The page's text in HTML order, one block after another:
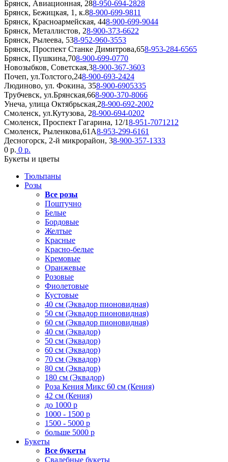
Брянск, Авиационная, 288-950-694-2828
Брянск, Бежицкая, 1, к.88-900-699-9811
Брянск, Красноармейская, 448-900-699-9044
Брянск, Металлистов, 28-900-373-6622
Брянск, Рылеева, 538-952-960-3553
Брянск, Проспект Станке Димитрова,658-953-284-6565
Брянск, Пушкина,708-900-699-0770
Новозыбков, Советская,38-900-367-3603
Почеп, ул.Толстого,248-900-693-2424
Людиново, ул. Фокина, 358-900-6905335
Трубчевск, ул.Брянская,668-900-370-8066
Унеча, улица Октябрьская,28-900-692-2002
Смоленск, ул.Кутузова, 28-900-694-0202
Смоленск, Проспект Гагарина, 12/18-951-7071212
Смоленск, Рыленкова,61А8-953-299-6161
Десногорск, 2-й микрорайон, 38-900-357-1333
0 р. 0 р.
Букеты и цветы
Тюльпаны
Розы
Все розы
Поштучно
Белые
Бордовые
Желтые
Красные
Красно-белые
Кремовые
Оранжевые
Розовые
Фиолетовые
Кустовые
40 см (Эквадор пионовидная)
50 см (Эквадор пионовидная)
60 см (Эквадор пионовидная)
40 см (Эквадор)
50 см (Эквадор)
60 см (Эквадор)
70 см (Эквадор)
80 см (Эквадор)
180 см (Эквадор)
Роза Кения Микс 60 см (Кения)
42 см (Кения)
до 1000 р
1000 - 1500 р
1500 - 5000 р
больше 5000 р
Букеты
Все букеты
Свадебные букеты